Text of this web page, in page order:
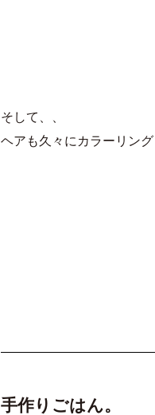
そして、、
ヘアも久々にカラーリン
手作りごはん。